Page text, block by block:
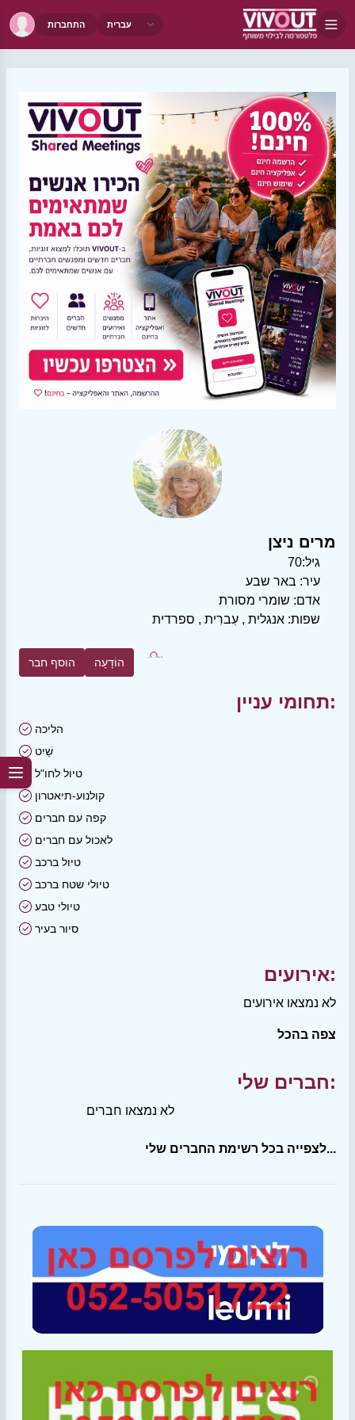
התחברות
מרים ניצן
גיל:70
עיר: באר שבע
אדם: שומרי מסורת
שפות: אנגלית , עִברִית , ספרדית
הוסף חבר הוֹדָעָה
תחומי עניין:
הליכה
שַׁיִט
טיול לחו"ל
קולנוע-תיאטרון
קפה עם חברים
לאכול עם חברים
טיול ברכב
טיולי שטח ברכב
טיולי טבע
סיור בעיר
אירועים:
לא נמצאו אירועים
צפה בהכל
חברים שלי:
לא נמצאו חברים
לצפייה בכל רשימת החברים שלי...